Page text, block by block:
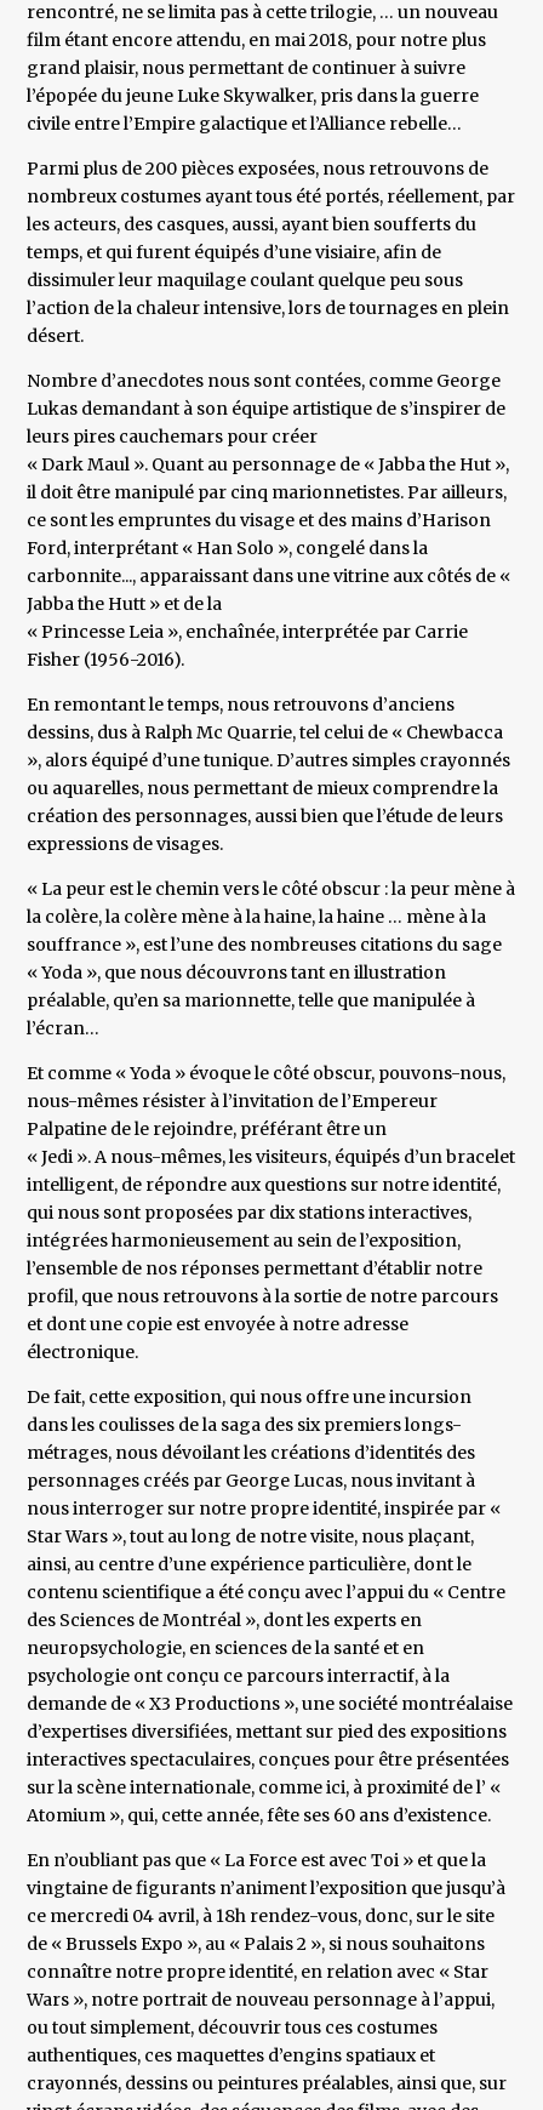
rencontré, ne se limita pas à cette trilogie, … un nouveau
film étant encore attendu, en mai 2018, pour notre plus
grand plaisir, nous permettant de continuer à suivre
l’épopée du jeune Luke Skywalker, pris dans la guerre
civile entre l’Empire galactique et l’Alliance rebelle…
Parmi plus de 200 pièces exposées, nous retrouvons de
nombreux costumes ayant tous été portés, réellement, par
les acteurs, des casques, aussi, ayant bien soufferts du
temps, et qui furent équipés d’une visiaire, afin de
dissimuler leur maquilage coulant quelque peu sous
l’action de la chaleur intensive, lors de tournages en plein
désert.
Nombre d’anecdotes nous sont contées, comme George
Lukas demandant à son équipe artistique de s’inspirer de
leurs pires cauchemars pour créer
« Dark Maul ». Quant au personnage de « Jabba the Hut »,
il doit être manipulé par cinq marionnetistes. Par ailleurs,
ce sont les empruntes du visage et des mains d’Harison
Ford, interprétant « Han Solo », congelé dans la
carbonnite..., apparaissant dans une vitrine aux côtés de «
Jabba the Hutt » et de la
« Princesse Leia », enchaînée, interprétée par Carrie
Fisher (1956-2016).
En remontant le temps, nous retrouvons d’anciens
dessins, dus à Ralph Mc Quarrie, tel celui de « Chewbacca
», alors équipé d’une tunique. D’autres simples crayonnés
ou aquarelles, nous permettant de mieux comprendre la
création des personnages, aussi bien que l’étude de leurs
expressions de visages.
« La peur est le chemin vers le côté obscur : la peur mène à
la colère, la colère mène à la haine, la haine … mène à la
souffrance », est l’une des nombreuses citations du sage
« Yoda », que nous découvrons tant en illustration
préalable, qu’en sa marionnette, telle que manipulée à
l’écran…
Et comme « Yoda » évoque le côté obscur, pouvons-nous,
nous-mêmes résister à l’invitation de l’Empereur
Palpatine de le rejoindre, préférant être un
« Jedi ». A nous-mêmes, les visiteurs, équipés d’un bracelet
intelligent, de répondre aux questions sur notre identité,
qui nous sont proposées par dix stations interactives,
intégrées harmonieusement au sein de l’exposition,
l’ensemble de nos réponses permettant d’établir notre
profil, que nous retrouvons à la sortie de notre parcours
et dont une copie est envoyée à notre adresse
électronique.
De fait, cette exposition, qui nous offre une incursion
dans les coulisses de la saga des six premiers longs-
métrages, nous dévoilant les créations d’identités des
personnages créés par George Lucas, nous invitant à
nous interroger sur notre propre identité, inspirée par «
Star Wars », tout au long de notre visite, nous plaçant,
ainsi, au centre d’une expérience particulière, dont le
contenu scientifique a été conçu avec l’appui du « Centre
des Sciences de Montréal », dont les experts en
neuropsychologie, en sciences de la santé et en
psychologie ont conçu ce parcours interractif, à la
demande de « X3 Productions », une société montréalaise
d’expertises diversifiées, mettant sur pied des expositions
interactives spectaculaires, conçues pour être présentées
sur la scène internationale, comme ici, à proximité de l’ «
Atomium », qui, cette année, fête ses 60 ans d’existence.
En n’oubliant pas que « La Force est avec Toi » et que la
vingtaine de figurants n’animent l’exposition que jusqu’à
ce mercredi 04 avril, à 18h rendez-vous, donc, sur le site
de « Brussels Expo », au « Palais 2 », si nous souhaitons
connaître notre propre identité, en relation avec « Star
Wars », notre portrait de nouveau personnage à l’appui,
ou tout simplement, découvrir tous ces costumes
authentiques, ces maquettes d’engins spatiaux et
crayonnés, dessins ou peintures préalables, ainsi que, sur